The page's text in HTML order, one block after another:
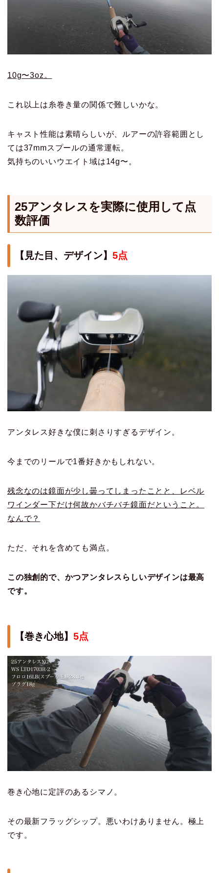
10g〜3oz。
これ以上は糸巻き量の関係で難しいかな。
キャスト性能は素晴らしいが、ルアーの許容範囲とし
ては37mmスプールの通常運転。
気持ちのいいウエイト域は14g〜。
25アンタレスを実際に使用して点
数評価
【見た目、デザイン】 5点
アンタレス好きな僕に刺さりすぎるデザイン。
今までのリールで1番好きかもしれない。
残念なのは鏡面が少し曇ってしまったことと、レベル
ワインダー下だけ何故かバチバチ鏡面だということ。
なんで？
ただ、それを含めても満点。
この独創的で、かつアンタレスらしいデザインは最高
です。
【巻き心地】 5点
巻き心地に定評のあるシマノ。
その最新フラッグシップ。悪いわけありません。極上
です。